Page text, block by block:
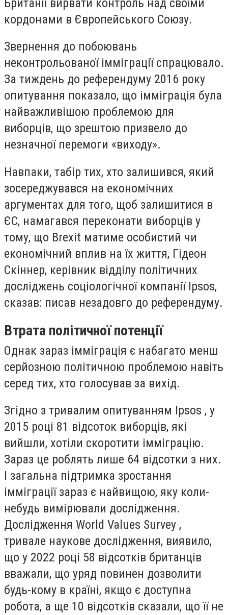
Британії вирвати контроль над своїми
кордонами в Європейського Союзу.
Звернення до побоювань
неконтрольованої імміграції спрацювало.
За тиждень до референдуму 2016 року
опитування показало, що імміграція була
найважливішою проблемою для
виборців, що зрештою призвело до
незначної перемоги «виходу».
Навпаки, табір тих, хто залишився, який
зосереджувався на економічних
аргументах для того, щоб залишитися в
ЄС, намагався переконати виборців у
тому, що Brexit матиме особистий чи
економічний вплив на їх життя, Гідеон
Скіннер, керівник відділу політичних
досліджень соціологічної компанії Ipsos,
сказав: писав незадовго до референдуму.
Втрата політичної потенції
Однак зараз імміграція є набагато менш
серйозною політичною проблемою навіть
серед тих, хто голосував за вихід.
Згідно з тривалим опитуванням Ipsos , у
2015 році 81 відсоток виборців, які
вийшли, хотіли скоротити імміграцію.
Зараз це роблять лише 64 відсотки з них.
І загальна підтримка зростання
імміграції зараз є найвищою, яку коли-
небудь вимірювали дослідження.
Дослідження World Values ​​Survey ,
тривале наукове дослідження, виявило,
що у 2022 році 58 відсотків британців
вважали, що уряд повинен дозволити
будь-кому в країні, якщо є доступна
робота, а ще 10 відсотків сказали, що її не